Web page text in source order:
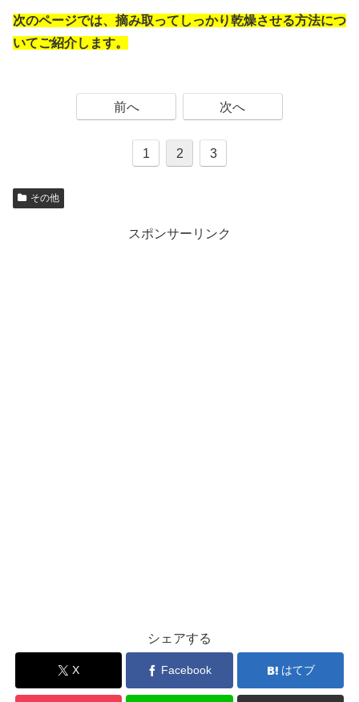
次のページでは、摘み取ってしっかり乾燥させる方法につ
いてご紹介します。
前へ 次へ
1 2 3
その他
スポンサーリンク
シェアする
X Facebook はてブ